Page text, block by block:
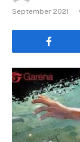
September 2021